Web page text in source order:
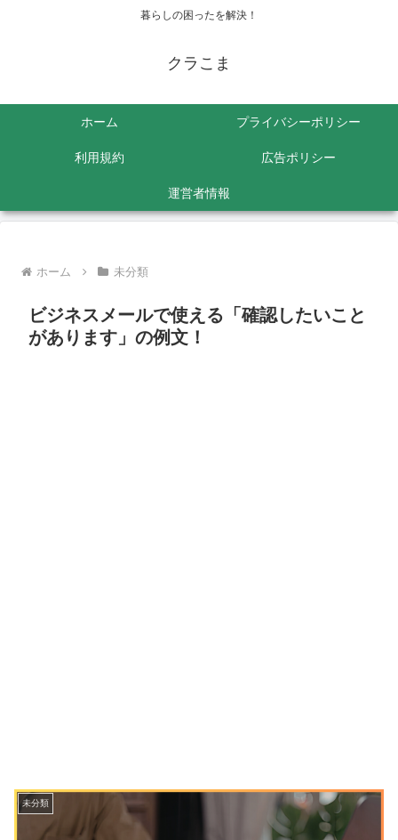
暮らしの困ったを解決！
クラこま
ホーム プライバシーポリシー
利用規約 広告ポリシー
運営者情報
ホーム 未分類
ビジネスメールで使える「確認したいこと
があります」の例文！
未分類